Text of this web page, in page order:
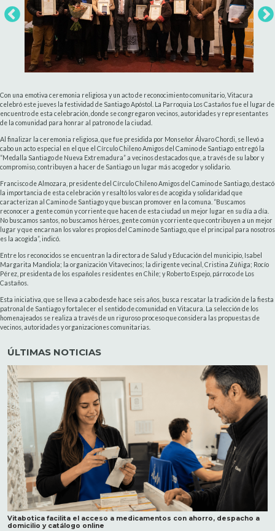
Con una emotiva ceremonia religiosa y un acto de reconocimiento comunitario, Vitacura
celebró este jueves la festividad de Santiago Apóstol. La Parroquia Los Castaños fue el lugar de
encuentro de esta celebración, donde se congregaron vecinos, autoridades y representantes
de la comunidad para honrar al patrono de la ciudad.
Al finalizar la ceremonia religiosa, que fue presidida por Monseñor Álvaro Chordi, se llevó a
cabo un acto especial en el que el Círculo Chileno Amigos del Camino de Santiago entregó la
“Medalla Santiago de Nueva Extremadura” a vecinos destacados que, a través de su labor y
compromiso, contribuyen a hacer de Santiago un lugar más acogedor y solidario.
Francisco de Almozara, presidente del Círculo Chileno Amigos del Camino de Santiago, destacó
la importancia de esta celebración y resaltó los valores de acogida y solidaridad que
caracterizan al Camino de Santiago y que buscan promover en la comuna. “Buscamos
reconocer a gente común y corriente que hacen de esta ciudad un mejor lugar en su día a día.
No buscamos santos, no buscamos héroes, gente común y corriente que contribuyen a un mejor
lugar y que encarnan los valores propios del Camino de Santiago, que el principal para nosotros
es la acogida”, indicó.
Entre los reconocidos se encuentran la directora de Salud y Educación del municipio, Isabel
Margarita Mandiola; la organización Vitavecinos; la dirigente vecinal, Cristina Zúñiga; Rocío
Pérez, presidenta de los españoles residentes en Chile; y Roberto Espejo, párroco de Los
Castaños.
Esta iniciativa, que se lleva a cabo desde hace seis años, busca rescatar la tradición de la fiesta
patronal de Santiago y fortalecer el sentido de comunidad en Vitacura. La selección de los
homenajeados se realiza a través de un riguroso proceso que considera las propuestas de
vecinos, autoridades y organizaciones comunitarias.
ÚLTIMAS NOTICIAS
Vitabotica facilita el acceso a medicamentos con ahorro, despacho a
domicilio y catálogo online